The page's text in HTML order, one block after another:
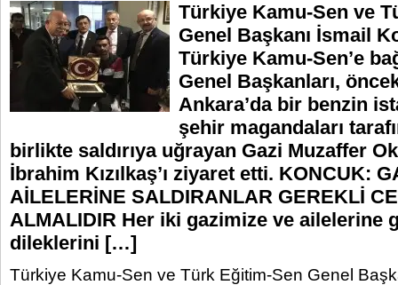
Türkiye Kamu-Sen ve
Genel Başkanı İsmail
Türkiye Kamu-Sen’e
Genel Başkanları,
Ankara’da bir benzin
şehir magandaları
birlikte saldırıya uğrayan Gazi Muzaffer
İbrahim Kızılkaş’ı ziyaret etti. KONCUK:
AİLELERİNE SALDIRANLAR GEREKLİ
ALMALIDIR Her iki gazimize ve ailelerine
dileklerini […]
Türkiye Kamu-Sen ve Türk Eğitim-Sen Genel